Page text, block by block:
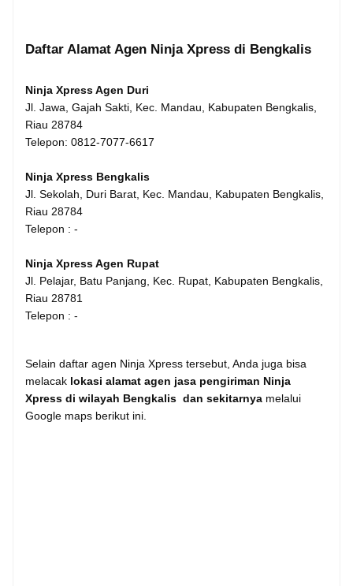
Daftar Alamat Agen Ninja Xpress di Bengkalis
Ninja Xpress Agen Duri
Jl. Jawa, Gajah Sakti, Kec. Mandau, Kabupaten Bengkalis,
Riau 28784
Telepon: 0812-7077-6617
Ninja Xpress Bengkalis
Jl. Sekolah, Duri Barat, Kec. Mandau, Kabupaten Bengkalis,
Riau 28784
Telepon : -
Ninja Xpress Agen Rupat
Jl. Pelajar, Batu Panjang, Kec. Rupat, Kabupaten Bengkalis,
Riau 28781
Telepon : -
Selain daftar agen Ninja Xpress tersebut, Anda juga bisa
melacak lokasi alamat agen jasa pengiriman Ninja
Xpress di wilayah Bengkalis dan sekitarnya melalui
Google maps berikut ini.